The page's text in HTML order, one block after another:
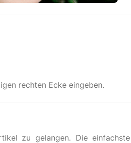
rechten Ecke eingeben.
zu gelangen. Die